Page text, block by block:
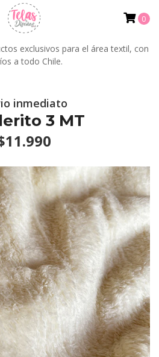
exclusivos para el área textil, con
a todo Chile.
0
inmediato
3 MT